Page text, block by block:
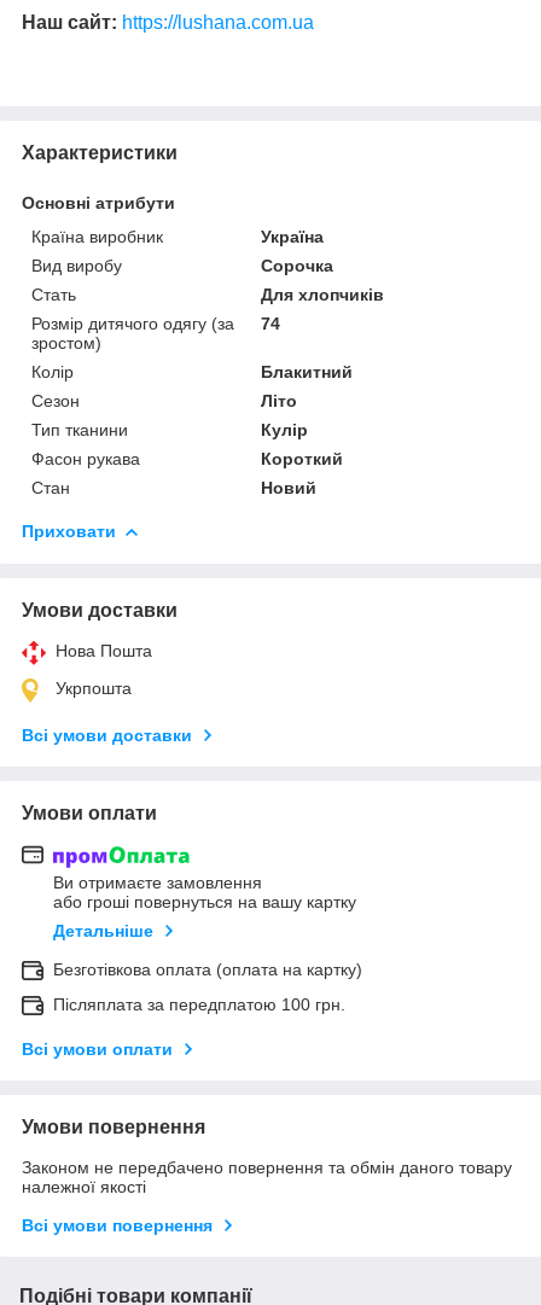
Наш сайт: https://lushana.com.ua
Характеристики
Основні атрибути
Країна виробник
Україна
Вид виробу
Сорочка
Стать
Для хлопчиків
Розмір дитячого одягу (за
зростом)
74
Колір
Блакитний
Сезон
Літо
Тип тканини
Кулір
Фасон рукава
Короткий
Стан
Новий
Приховати
Умови доставки
Нова Пошта
Укрпошта
Всі умови доставки
Умови оплати
Ви отримаєте замовлення
або гроші повернуться на вашу картку
Детальніше
Безготівкова оплата (оплата на картку)
Післяплата за передплатою 100 грн.
Всі умови оплати
Умови повернення
Законом не передбачено повернення та обмін даного товару
належної якості
Всі умови повернення
Подібні товари компанії